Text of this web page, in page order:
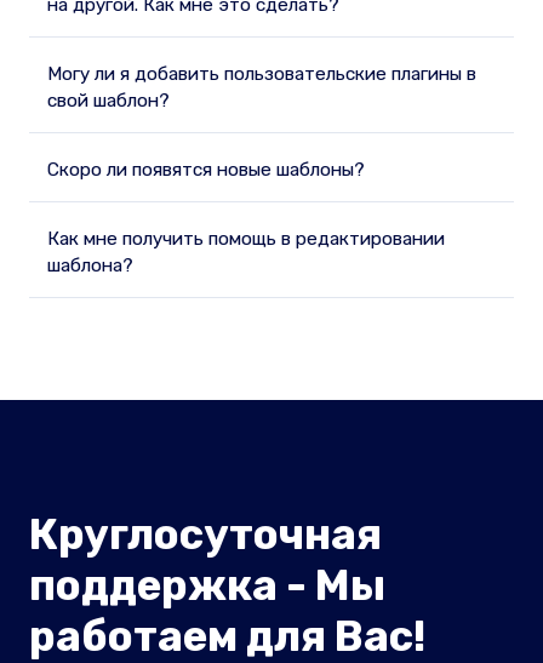
на другой. Как мне это сделать?
Могу ли я добавить пользовательские плагины в
свой шаблон?
Скоро ли появятся новые шаблоны?
Как мне получить помощь в редактировании
шаблона?
Круглосуточная
поддержка - Мы
работаем для Вас!